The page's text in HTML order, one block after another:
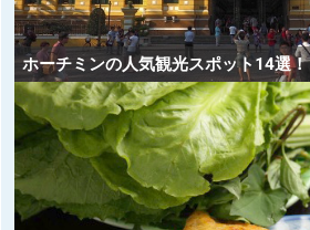
ホーチミンの人気観光スポット14選！